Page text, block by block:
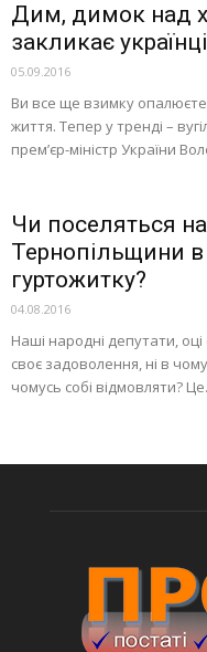
Дим, димок над
закликає
05.09.2016
Ви все ще взимку
життя. Тепер у тренді –
прем’єр-міністр України
Чи поселяться
Тернопільщини в
гуртожитку?
04.08.2016
Наші народні депутати,
своє задоволення, ні в
чомусь собі відмовляти?